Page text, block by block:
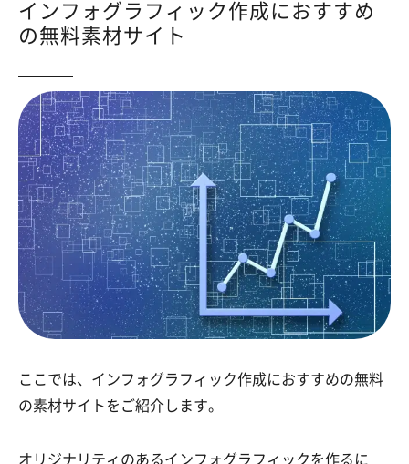
インフォグラフィック作成におすすめ
の無料素材サイト
ここでは、インフォグラフィック作成におすすめの無料
の素材サイトをご紹介します。
オリジナリティのあるインフォグラフィックを作るに